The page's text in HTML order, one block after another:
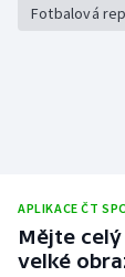
Plážový
Ragby
Fotbalová
APLIKACE ČT
Mějte
velké